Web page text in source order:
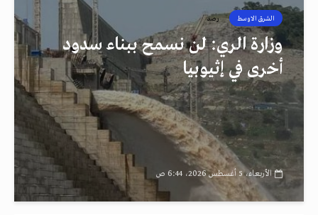
الشرق الاوسط رصد
وزارة الري: لن نسمح ببناء سدود
أخرى في إثيوبيا
الأربعاء، 5 أغسطس 2026، 6:44 ص